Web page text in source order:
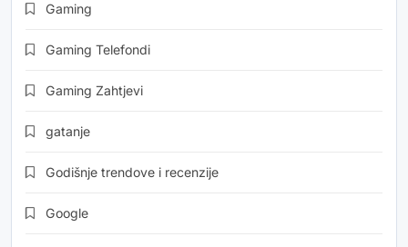
Gaming
Gaming Telefondi
Gaming Zahtjevi
gatanje
Godišnje trendove i recenzije
Google